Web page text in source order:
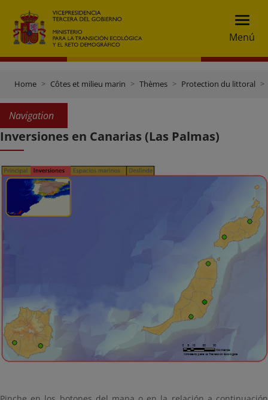
Menú
Home Côtes et milieu marin Thèmes Protection du littoral
Navigation
Inversiones en Canarias (Las Palmas)